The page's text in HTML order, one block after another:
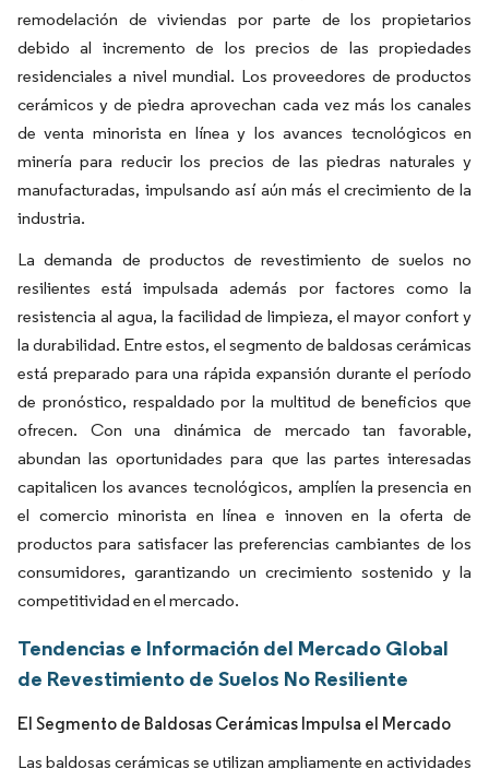
remodelación de viviendas por parte de los propietarios
debido al incremento de los precios de las propiedades
residenciales a nivel mundial. Los proveedores de productos
cerámicos y de piedra aprovechan cada vez más los canales
de venta minorista en línea y los avances tecnológicos en
minería para reducir los precios de las piedras naturales y
manufacturadas, impulsando así aún más el crecimiento de la
industria.
La demanda de productos de revestimiento de suelos no
resilientes está impulsada además por factores como la
resistencia al agua, la facilidad de limpieza, el mayor confort y
la durabilidad. Entre estos, el segmento de baldosas cerámicas
está preparado para una rápida expansión durante el período
de pronóstico, respaldado por la multitud de beneficios que
ofrecen. Con una dinámica de mercado tan favorable,
abundan las oportunidades para que las partes interesadas
capitalicen los avances tecnológicos, amplíen la presencia en
el comercio minorista en línea e innoven en la oferta de
productos para satisfacer las preferencias cambiantes de los
consumidores, garantizando un crecimiento sostenido y la
competitividad en el mercado.
Tendencias e Información del Mercado Global
de Revestimiento de Suelos No Resiliente
El Segmento de Baldosas Cerámicas Impulsa el Mercado
Las baldosas cerámicas se utilizan ampliamente en actividades